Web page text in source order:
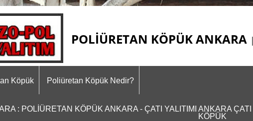
POLİÜRETAN KÖPÜK ANKARA
Köpük Poliüretan Köpük Nedir?
: POLİÜRETAN KÖPÜK ANKARA - ÇATI YALITIMI ANKARA
KÖPÜK